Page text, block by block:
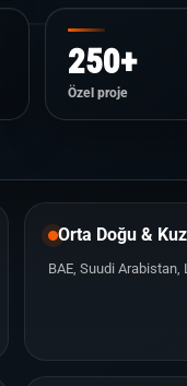
250+
Özel proje
Orta Doğu &
BAE, Suudi